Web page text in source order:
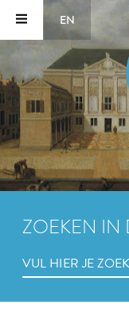
EN
ZOEKEN IN